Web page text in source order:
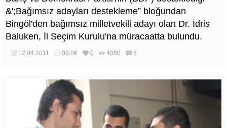
&';Bağımsız adayları destekleme” bloğundan
Bingöl'den bağımsız milletvekili adayı olan Dr. İdris
Baluken, İl Seçim Kurulu'na müracaatta bulundu.
12.04.2011 09:06 0 4080 6